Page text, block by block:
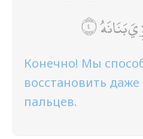
بَنَانَهُ
Конечно! Мы
восстановить
пальцев.